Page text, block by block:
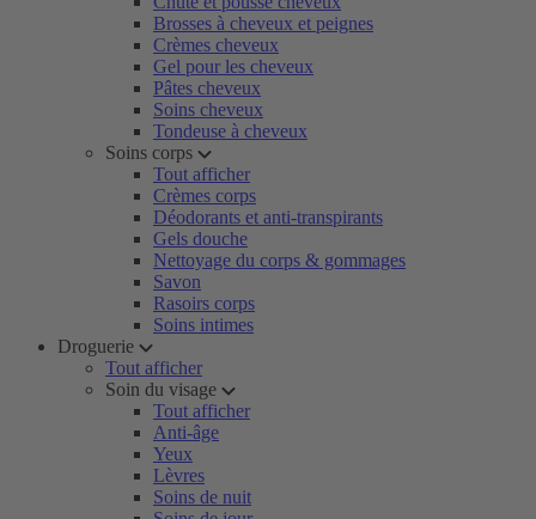
Brosses à cheveux et peignes
Crèmes cheveux
Gel pour les cheveux
Pâtes cheveux
Soins cheveux
Tondeuse à cheveux
Soins corps
Tout afficher
Crèmes corps
Déodorants et anti-transpirants
Gels douche
Nettoyage du corps & gommages
Savon
Rasoirs corps
Soins intimes
Droguerie
Tout afficher
Soin du visage
Tout afficher
Anti-âge
Yeux
Lèvres
Soins de nuit